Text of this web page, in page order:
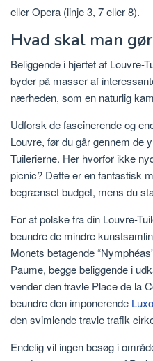
eller Opera (linje 3, 7 eller 8).
Hvad skal man
Beliggende i hjertet af Louvre-
byder på masser af
nærheden, som en naturlig
Udforsk de fascinerende og
Louvre, før du går gennem de
Tuilerierne. Her hvorfor ikke
picnic? Dette er en fantastisk
begrænset budget, mens du
For at polske fra din Louvre-
beundre de mindre
Monets betagende
Paume, begge beliggende i
vender den travle Place de la
beundre den imponerende
den svimlende travle trafik
Endelig vil ingen besøg i